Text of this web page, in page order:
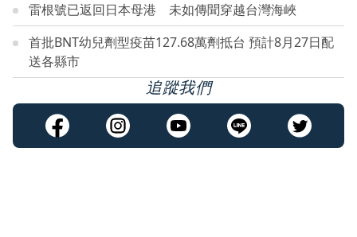
雷根號已返回日本母港 未如傳聞穿越台灣海峽
首批BNT幼兒劑型疫苗127.68萬劑抵台 預計8月27日配
送各縣市
追蹤我們